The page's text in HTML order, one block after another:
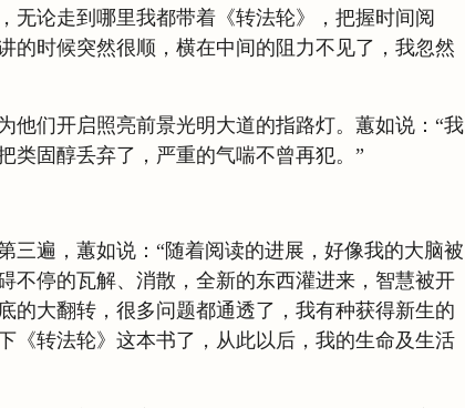
无论走到哪里我都带着《转法轮》，把握时间阅
的时候突然很顺，横在中间的阻力不见了，我忽然
他们开启照亮前景光明大道的指路灯。蕙如说：“我
类固醇丢弃了，严重的气喘不曾再犯。”
三遍，蕙如说：“随着阅读的进展，好像我的大脑被
不停的瓦解、消散，全新的东西灌进来，智慧被开
的大翻转，很多问题都通透了，我有种获得新生的
《转法轮》这本书了，从此以后，我的生命及生活